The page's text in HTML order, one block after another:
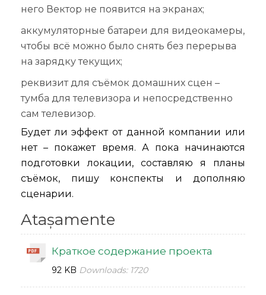
него Вектор не появится на экранах;
аккумуляторные батареи для видеокамеры,
чтобы всё можно было снять без перерыва
на зарядку текущих;
реквизит для съёмок домашних сцен –
тумба для телевизора и непосредственно
сам телевизор.
Будет ли эффект от данной компании или
нет – покажет время. А пока начинаются
подготовки локации, составляю я планы
съёмок, пишу конспекты и дополняю
сценарии.
Atașamente
Краткое содержание проекта
92 KB Downloads:1720